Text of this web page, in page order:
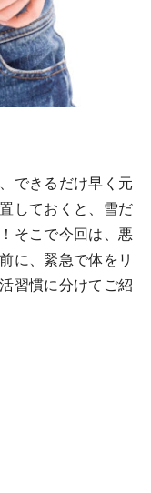
できるだけ早く元
しておくと、雪だ
そこで今回は、悪
に、緊急で体をリ
習慣に分けてご紹